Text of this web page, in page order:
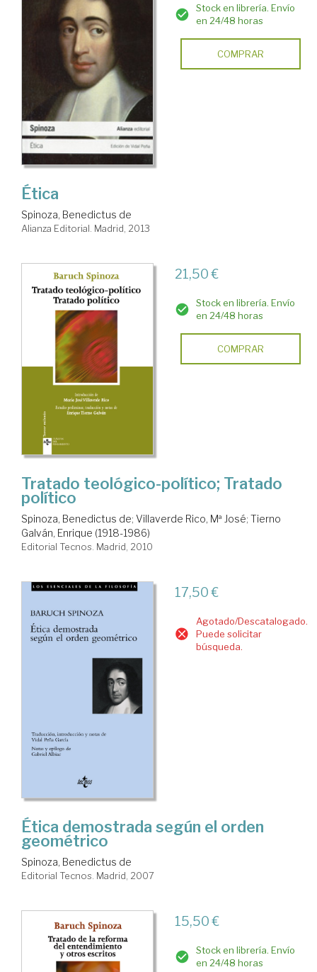
Stock en librería. Envío
en 24/48 horas
COMPRAR
Ética
Spinoza, Benedictus de
Alianza Editorial. Madrid, 2013
21,50 €
Stock en librería. Envío
en 24/48 horas
COMPRAR
Tratado teológico-político; Tratado
político
Spinoza, Benedictus de; Villaverde Rico, Mª José; Tierno
Galván, Enrique (1918-1986)
Editorial Tecnos. Madrid, 2010
17,50 €
Agotado/Descatalogado.
Puede solicitar
búsqueda.
Ética demostrada según el orden
geométrico
Spinoza, Benedictus de
Editorial Tecnos. Madrid, 2007
15,50 €
Stock en librería. Envío
en 24/48 horas